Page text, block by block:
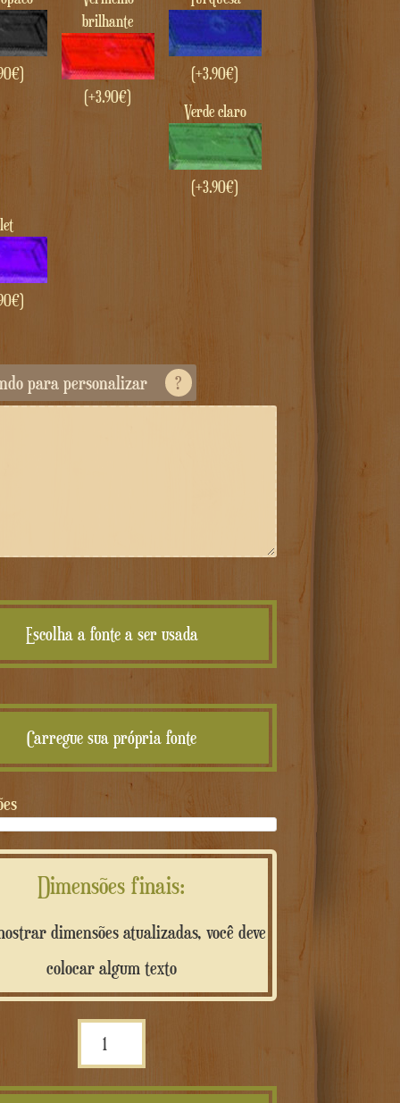
€)
brilhante
(+3.90€)
(+3.90€)
Verde claro
(+3.90€)
€)
para personalizar ?
Escolha a fonte a ser usada
Carregue sua própria fonte
Dimensões finais:
dimensões atualizadas, você deve
colocar algum texto
Scritta
personalizzata